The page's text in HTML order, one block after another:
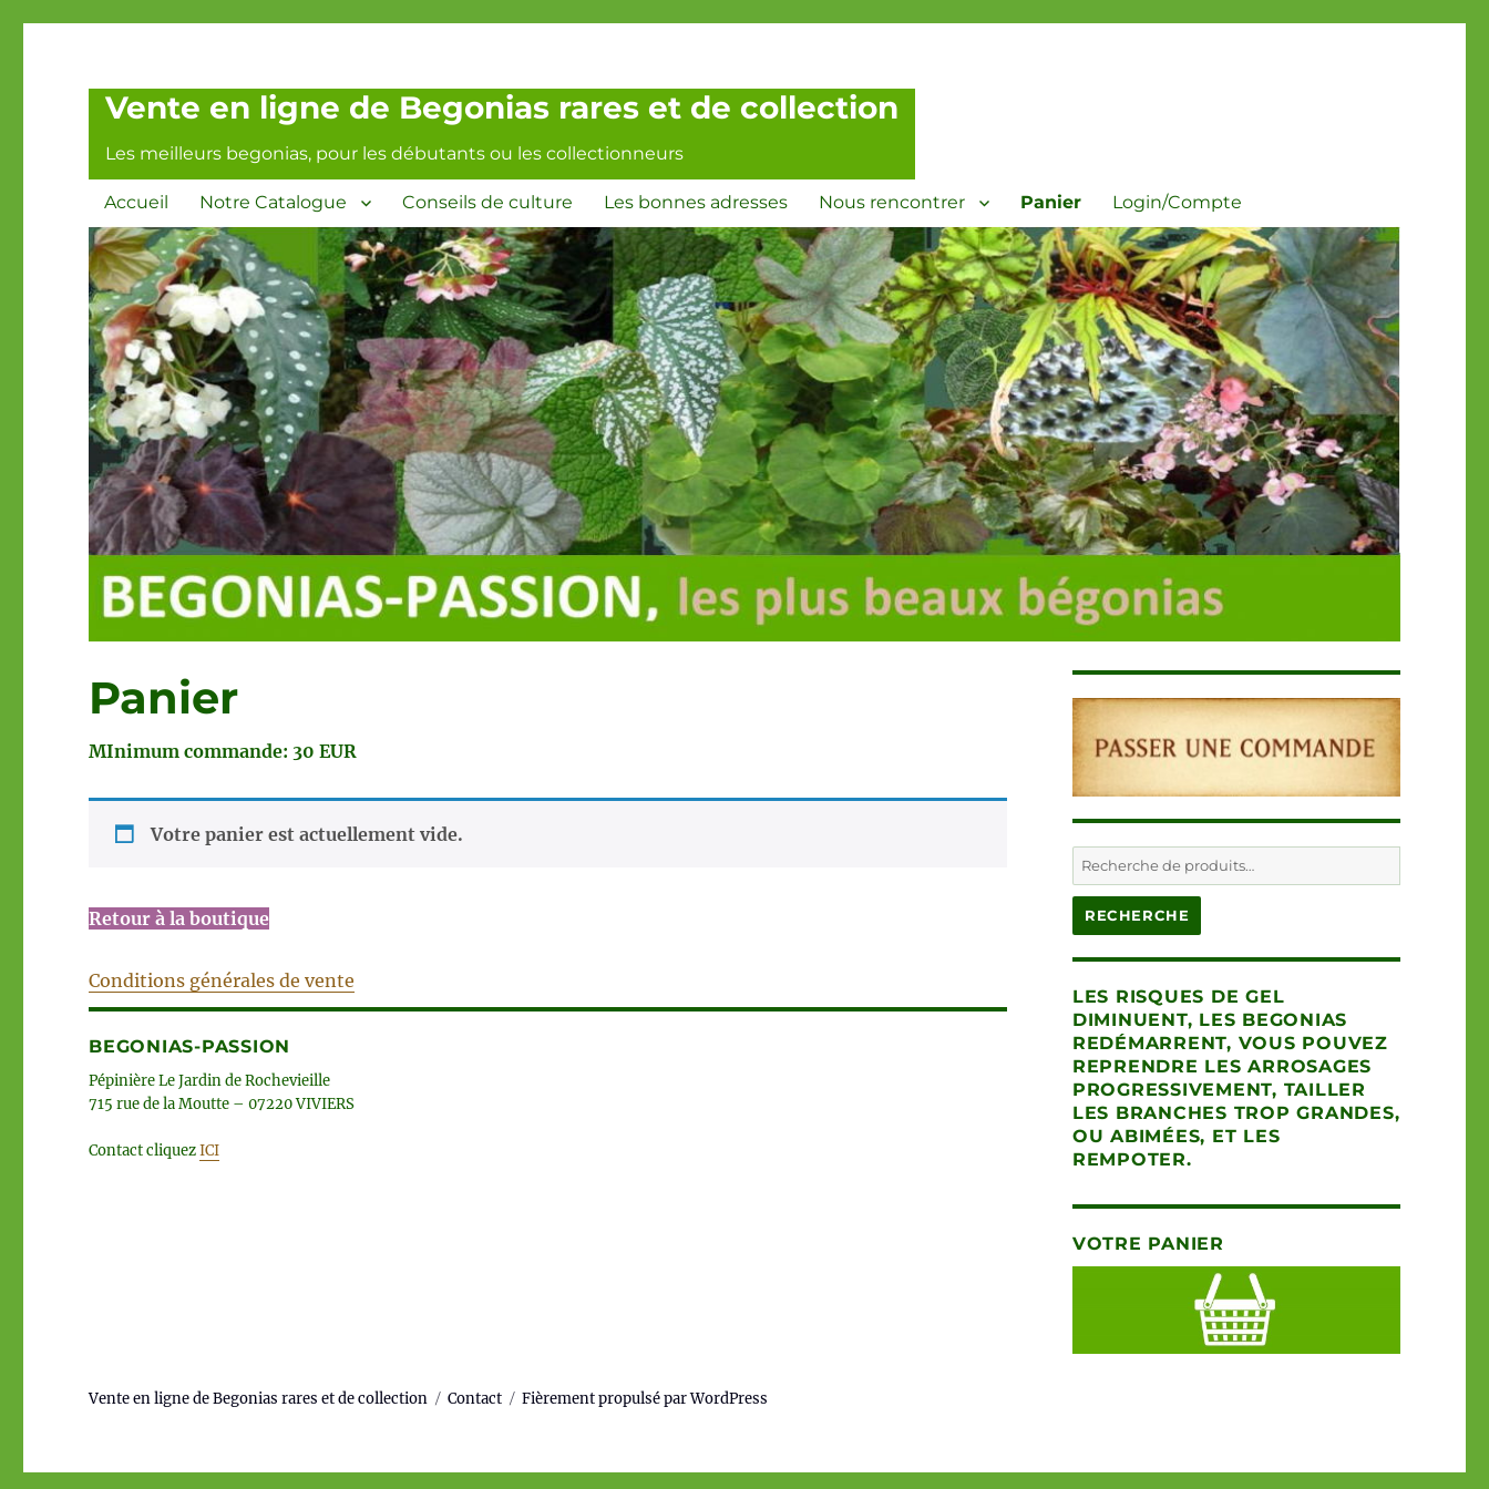
Vente en ligne de Begonias rares et de collection
Les meilleurs begonias, pour les débutants ou les collectionneurs
Accueil Notre Catalogue Conseils de culture Les bonnes adresses Nous rencontrer Panier Login/Compte
Panier
MInimum commande: 30 EUR
Votre panier est actuellement vide.
Retour à la boutique
Conditions générales de vente
BEGONIAS-PASSION
Pépinière Le Jardin de Rochevieille
715 rue de la Moutte – 07220 VIVIERS
Contact cliquezICI
Recherche
pour :
RECHERCHE
LES RISQUES DE GEL
DIMINUENT, LES BEGONIAS
REDÉMARRENT, VOUS POUVEZ
REPRENDRE LES ARROSAGES
PROGRESSIVEMENT, TAILLER
LES BRANCHES TROP GRANDES,
OU ABIMÉES, ET LES
REMPOTER.
VOTRE PANIER
Vente en ligne de Begonias rares et de collection Contact Fièrement propulsé par WordPress